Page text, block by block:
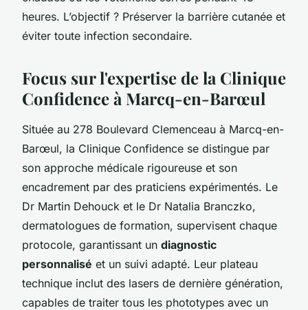
heures. L’objectif ? Préserver la barrière cutanée et
éviter toute infection secondaire.
Focus sur l'expertise de la Clinique
Confidence à Marcq-en-Barœul
Située au 278 Boulevard Clemenceau à Marcq-en-
Barœul, la Clinique Confidence se distingue par
son approche médicale rigoureuse et son
encadrement par des praticiens expérimentés. Le
Dr Martin Dehouck et le Dr Natalia Branczko,
dermatologues de formation, supervisent chaque
protocole, garantissant un diagnostic
personnalisé et un suivi adapté. Leur plateau
technique inclut des lasers de dernière génération,
capables de traiter tous les phototypes avec un